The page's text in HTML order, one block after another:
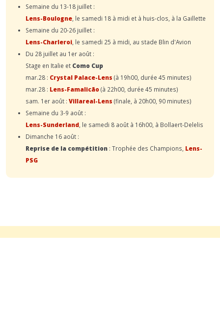
Semaine du 13-18 juillet :
Lens-Boulogne , le samedi 18 à midi et à huis-clos, à la Gaillette
Semaine du 20-26 juillet :
Lens-Charleroi , le samedi 25 à midi, au stade Blin d'Avion
Du 28 juillet au 1er août :
Stage en Italie et Como Cup
mar.28 : Crystal Palace-Lens (à 19h00, durée 45 minutes)
mar.28 : Lens-Famalicão(à 22h00, durée 45 minutes)
sam. 1er août : Villareal-Lens (finale, à 20h00, 90 minutes)
Semaine du 3-9 août :
Lens-Sunderland , le samedi 8 août à 16h00, à Bollaert-Delelis
Dimanche 16 août :
Reprise de la compétition : Trophée des Champions, Lens-
PSG